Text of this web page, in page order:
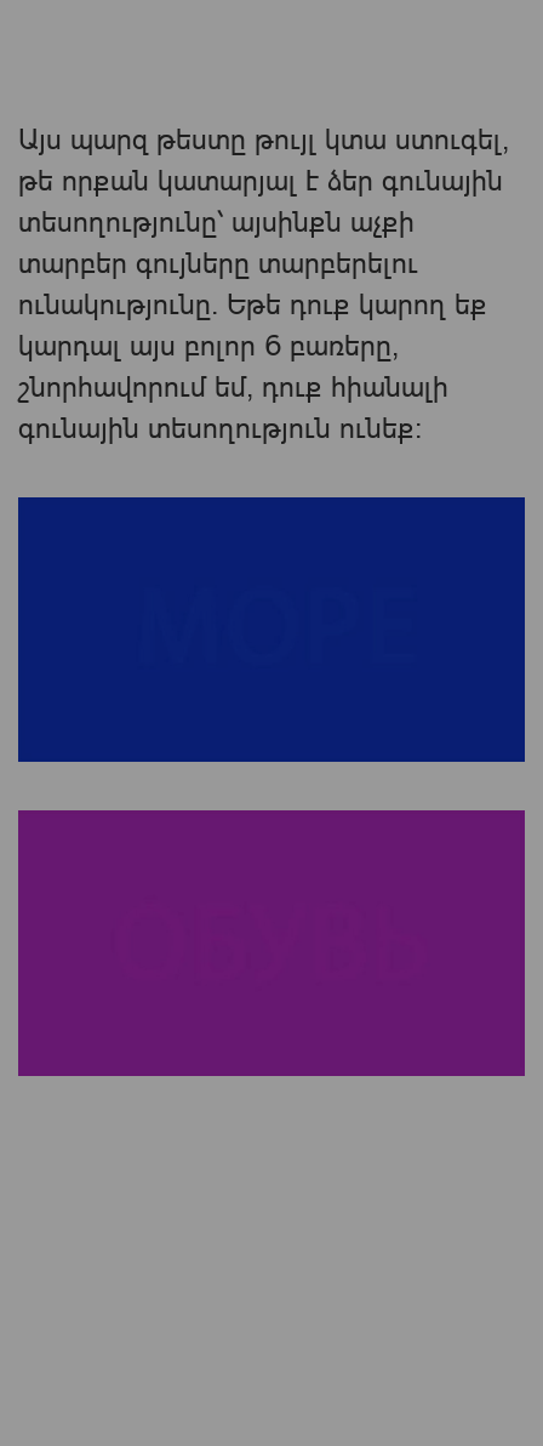
Այս պարզ թեստը թույլ կտա ստուգել, ​​
թե որքան կատարյալ է ձեր գունային
տեսողությունը՝ այսինքն աչքի
տարբեր գույները տարբերելու
ունակությունը. Եթե ​​դուք կարող եք
կարդալ այս բոլոր 6 բառերը,
շնորհավորում եմ, դուք հիանալի
գունային տեսողություն ունեք: